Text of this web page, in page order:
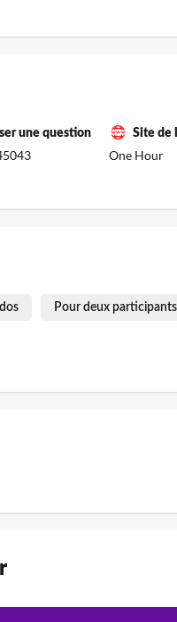
une question Site de
One Hour
Pour deux participants